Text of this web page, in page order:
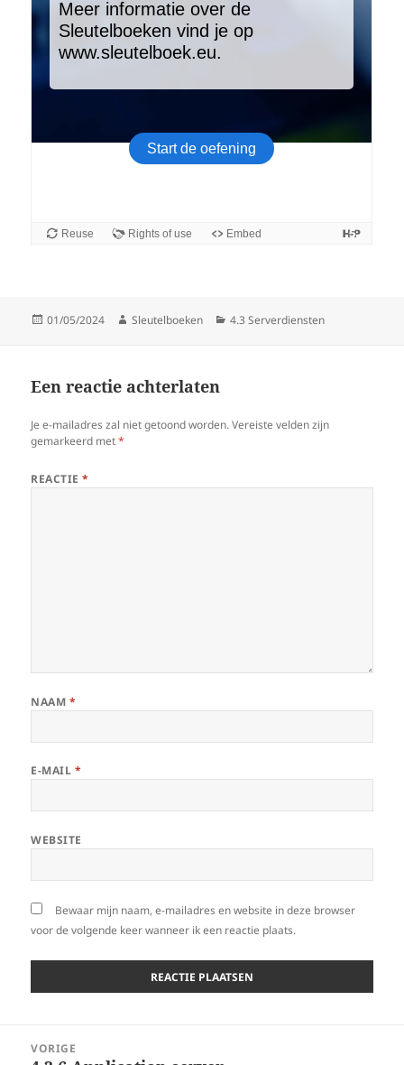
Gepubliceerd
01/05/2024 Auteur
Sleutelboeken Categorieën
4.3 Serverdiensten
Een reactie achterlaten
Je e-mailadres zal niet getoond worden. Vereiste velden zijn
gemarkeerd met*
REACTIE*
NAAM *
E-MAIL *
WEBSITE
Bewaar mijn naam, e-mailadres en website in deze browser
voor de volgende keer wanneer ik een reactie plaats.
VORIGE